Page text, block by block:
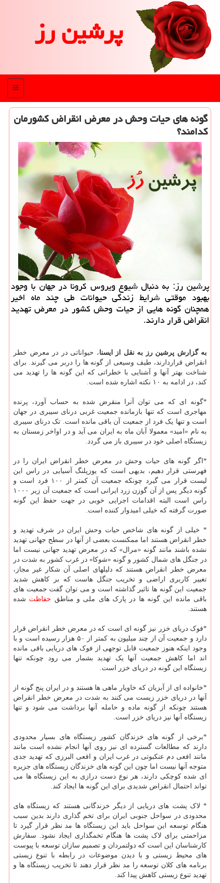
پرشین رز
منو
گونه های حیات وحش در معرض انقراض كشورمان
كدامند؟
پرشین رز: به دنبال شیوع ویروس كرونا در جهان با وجود
بهبود موقتی شرایط زندگی حیوانات طی چند ماه اخیر
همچنان گونه هایی از حیات وحش كشور در معرض تهدید
انقراض قرار دارند.
به گزارش پرشین رز به نقل از ایسنا، حیواناتی در در معرض خطر
انقراض قراردارند، طیف وسیعی از گونه ها را دربر می گیرند. برای
شناخت بهتر آنها و آشنایی با خطراتی که این گونه ها را تهدید می
کند، در ادامه به ۱۰ نکته اشاره شده است.
*گونه ای که می توان آنرا منقرض شده به حساب آورد، پرنده
مهاجری است که تنها بازمانده جمعیت غربی درنای سیبری در جهان
است و تنها یک فرد از جمعیت آن باقی مانده است. تک درنای سیبری
به نام «امید» معمولا آبان ماه به ایران می آید و در اواخر زمستان به
زیستگاه اصلی خود در سیبری باز می گردد.
*اگر گونه های حیات وحش در معرض خطر انقراض ایران را در
فهرستی قرار دهیم، بدیهی است که یوزپلنگ آسیایی در راس این
لیست قرار می گیرد چونکه جمعیت آن کمتر از ۱۰۰ فرد است و
گونه دیگر پس از آن گوزن زرد ایرانی است که جمعیت آن زیر ۱۰۰۰
راس است البته اقدامات اجرایی خوبی در جهت حفظ این گونه
صورت گرفته که خیلی امیدوار کننده است.
* خیلی از گونه های شاخص حیات وحش ایران در شرف تهدید و
خطر انقراض هستند اما ممکنست بعضی از آنها در سطح جهانی تهدید
نشده باشند مانند گونه «مرال» که در معرض تهدید جهانی نیست اما
در جنگل های شمال کشور و گونه «شوکا» در غرب کشور به شدت در
معرض خطر انقراض هستند که دلیلهای اصلی آن شکار غیر مجاز،
تغییر کاربری اراضی و تخریب جنگل هاست که بر کاهش شدید
جمعیت این گونه ها تاثیر گذاشته است و می توان گفت جمعیت های
باقی مانده این گونه ها در پارک های ملی و مناطق حفاظت شده
هستند.
*فوک دریای خزر نیز گونه ای است که در معرض خطر انقراض قرار
دارد و جمعیت آن از چند میلیون به کمتر از ۵۰ هزار رسیده است و با
وجود اینکه هنوز جمعیت قابل توجهی از فوک های دریایی باقی مانده
اند اما کاهش جمعیت آنها یک تهدید بشمار می رود چونکه تنها
زیستگاه این گونه در دریای خزر است.
*خانواده ای از آبزیان که خاویار ماهی ها هستند و در ایران پنج گونه از
آنها در دریای خزر زیست می کنند به شدت در معرض خطر انقراض
هستند چونکه از گونه ماده و حامله آنها برداشت می شود و تنها
زیستگاه آنها نیز دریای خزر است.
*برخی از گونه های خزندگان کشور زیستگاه های بسیار محدودی
دارند که مطالعات گسترده ای نیز روی آنها انجام نشده است مانند
مانند افعی دم عنکبوتی در غرب ایران و افعی البرزی که تهدید جدی
متوجه آنها نیست اما چون این گونه های خزندگان زیستگاه های جزیره
ای شده کوچکی دارند، هر نوع دست درازی به این زیستگاه ها می
تواند احتمال انقراض شدیدی برای این گونه ها ایجاد کند.
* لاک پشت های دریایی از دیگر خزندگانی هستند که زیستگاه های
محدودی در سواحل جنوبی ایران برای تخم گذاری دارند بدین سبب
هنگام توسعه این سواحل باید این زیستگاه ها مد نظر قرار گیرد تا
مزاحمتی برای لاک پشت ها هنگام تخمگذاری ایجاد نشود. سفارش
کارشناسان این است که دولتمردان و تصمیم سازان توسعه با پیوست
های محیط زیستی و با دیدن موضوعات در رابطه با تنوع زیستی
برنامه های کلان توسعه را مد نظر قرار دهند تا تخریب زیستگاه ها و
تهدید تنوع زیستی کاهش پیدا کند.